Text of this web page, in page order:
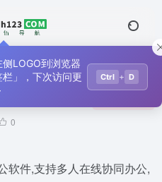
0
软件,支持多人在线协同办公,
侧LOGO到浏览器
栏」，下次访问更
Ctrl + D